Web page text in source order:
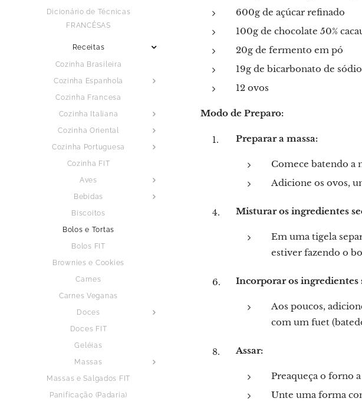
Dicionário de Técnicas
FRANCÊSAS
Receitas
Cozinha Brasileira
Cozinha Espanhola
Cozinha Francesa
Cozinha Italiana
Cozinha Oriental
Cozinha Portuguesa
Cozinha FIT
Aves
Bebidas
Biscoitos
Bolos e Tortas
Bolos FIT
Brownies e Cookies
Carnes
Carnes Veganas
Doces
Doces FIT
Geléias
Massas
Massas e Salgados FIT
Panificação (Padaria)
600g de açúcar refinado
100g de chocolate 50%
20g de fermento em pó
19g de bicarbonato de
12 ovos
Modo de Preparo:
Preparar a massa:
Comece batendo a
Adicione os ovos,
Misturar os ingredientes
Em uma tigela
estiver fazendo o
Incorporar os ingredientes
Aos poucos,
com um fuet
Assar:
Preaqueça o forno a
Unte uma forma